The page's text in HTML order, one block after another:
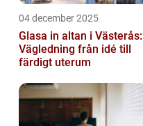
04 december 2025
Glasa in altan i Västerås:
Vägledning från idé till
färdigt uterum